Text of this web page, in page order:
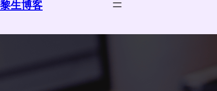
黎生博客